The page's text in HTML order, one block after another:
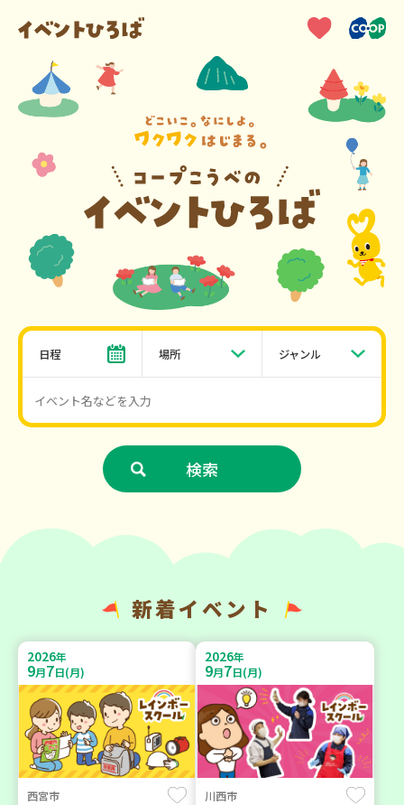
日程 場所 ジャンル
新着イベント
2026年
9月7日(月)
西宮市
2026年
9月7日(月)
川西市